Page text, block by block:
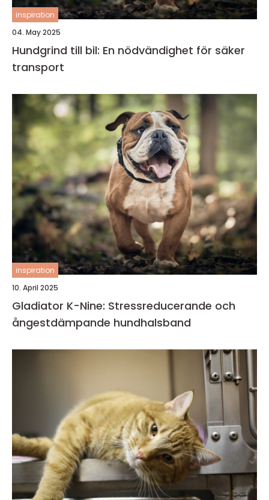
inspiration
04. May 2025
Hundgrind till bil: En nödvändighet för säker
transport
inspiration
10. April 2025
Gladiator K-Nine: Stressreducerande och
ångestdämpande hundhalsband